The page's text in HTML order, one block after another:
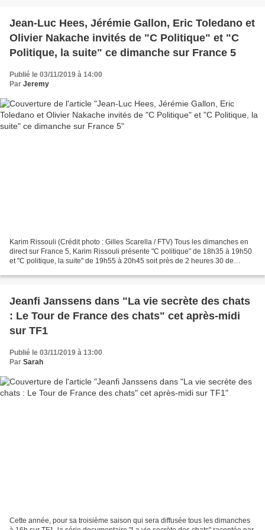
Jean-Luc Hees, Jérémie Gallon, Eric Toledano et
Olivier Nakache invités de "C Politique" et "C
Politique, la suite" ce dimanche sur France 5
Publié le 03/11/2019 à 14:00
Par Jeremy
Karim Rissouli (Crédit photo : Gilles Scarella / FTV) Tous les dimanches en
direct sur France 5, Karim Rissouli présente "C politique" de 18h35 à 19h50
et "C politique, la suite" de 19h55 à 20h45 soit près de 2 heures 30 de
Jeanfi Janssens dans "La vie secrète des chats
: Le Tour de France des chats" cet après-midi
sur TF1
Publié le 03/11/2019 à 13:00
Par Sarah
Cette année, pour sa troisième saison qui sera diffusée tous les dimanches